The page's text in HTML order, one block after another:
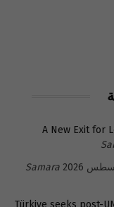
A New Exit for
Samara